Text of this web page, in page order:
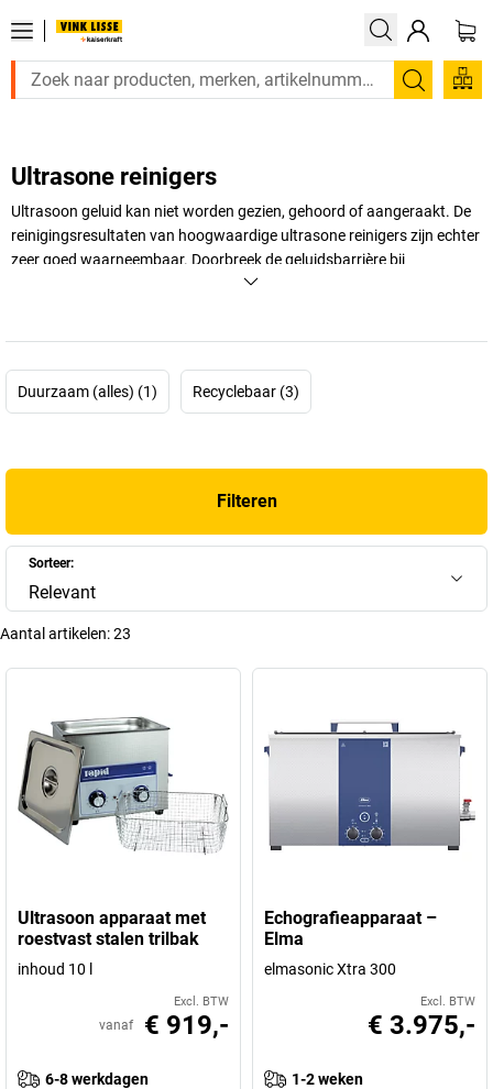
Zoeken
Ultrasone reinigers
Ultrasoon geluid kan niet worden gezien, gehoord of aangeraakt. De
reinigingsresultaten van hoogwaardige ultrasone reinigers zijn echter
zeer goed waarneembaar. Doorbreek de geluidsbarrière bij
Duurzaam (alles) (1) Recyclebaar (3)
Filteren
Sorteer:
Relevant
Aantal artikelen:23
Ultrasoon apparaat met
roestvast stalen trilbak
inhoud 10 l
Excl. BTW
vanaf € 919,-
6-8 werkdagen
Echografieapparaat –
Elma
elmasonic Xtra 300
Excl. BTW
€ 3.975,-
1-2 weken